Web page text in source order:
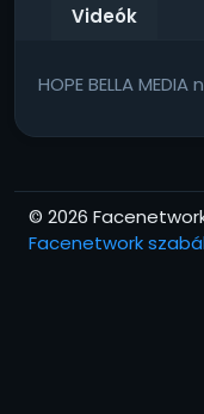
Videók
HOPE BELLA
© 2026
Facenetwork